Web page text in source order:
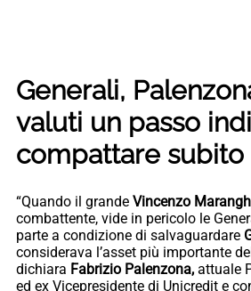
Generali,
valuti un passo
compattare subito
“Quando il grande Vincenzo
combattente, vide in pericolo le
parte a condizione di salvaguardare
considerava l’asset più importante
dichiara Fabrizio Palenzona, attuale
ed ex Vicepresidente di Unicredit e